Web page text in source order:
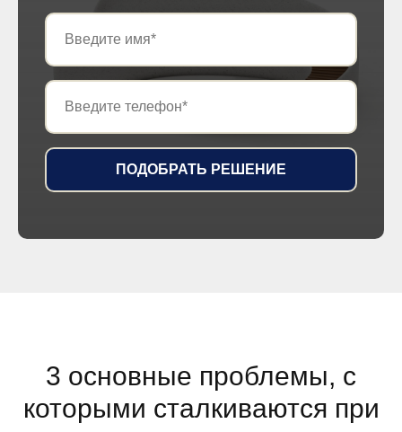
ПОДОБРАТЬ РЕШЕНИЕ
3 основные проблемы, с
которыми сталкиваются при